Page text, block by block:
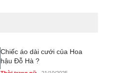
Chiếc áo dài cưới của Hoa
hậu Đỗ Hà ?